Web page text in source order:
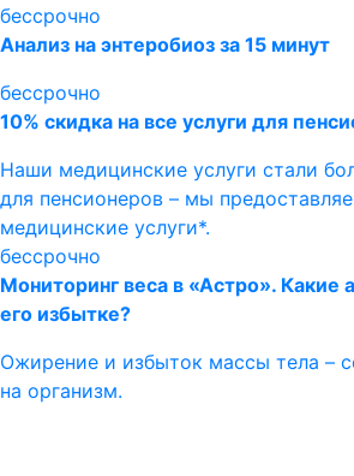
бессрочно
Анализ на энтеробиоз за 15 минут
бессрочно
10% скидка на все услуги для
Наши медицинские услуги стали
для пенсионеров – мы
медицинские услуги*.
бессрочно
Мониторинг веса в «Астро». Какие
его избытке?
Ожирение и избыток массы тела –
на организм.